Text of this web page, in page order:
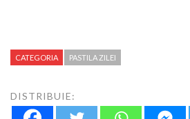
CATEGORIA PASTILA ZILEI
DISTRIBUIE: